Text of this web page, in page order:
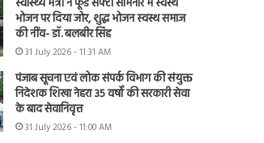
भोजन पर दिया जोर, शुद्ध भोजन स्वस्थ समाज
की नींव- डॉ. बलबीर सिंह
31 July 2026 - 11:31 AM
पंजाब सूचना एवं लोक संपर्क विभाग की संयुक्त
निदेशक शिखा नेहरा 35 वर्षों की सरकारी सेवा
के बाद सेवानिवृत्त
31 July 2026 - 11:00 AM